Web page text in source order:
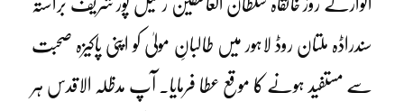
اتوارکے روز خانقاہ سلطان العاشقین رنگیل پور شریف براستہ
سندراڈہ ملتان روڈ لاہور میں طالبانِ مولیٰ کو اپنی پاکیزہ صحبت
سے مستفید ہونے کا موقع عطا فرمایا۔ آپ مدظلہ الاقدس ہر